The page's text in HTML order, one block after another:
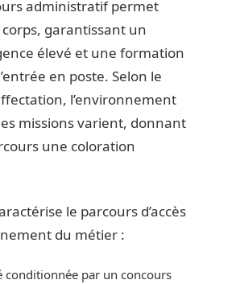
administratif permet
corps, garantissant un
élevé et une formation
en poste. Selon le
l’environnement
missions varient, donnant
une coloration
le parcours d’accès
du métier :
conditionnée par un concours